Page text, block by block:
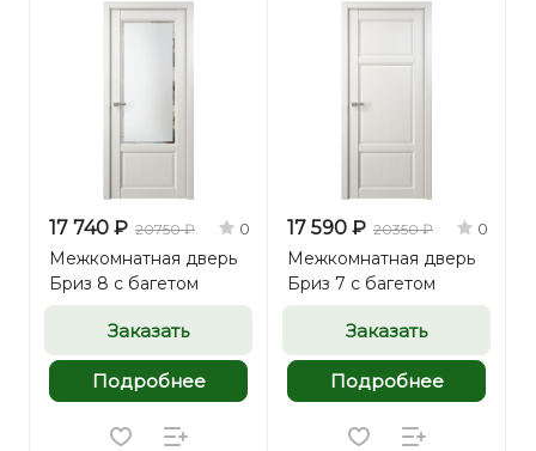
17 740 ₽ 20750 ₽ 0
Межкомнатная дверь
Бриз 8 с багетом
Заказать
Подробнее
17 590 ₽ 20350 ₽ 0
Межкомнатная дверь
Бриз 7 с багетом
Заказать
Подробнее